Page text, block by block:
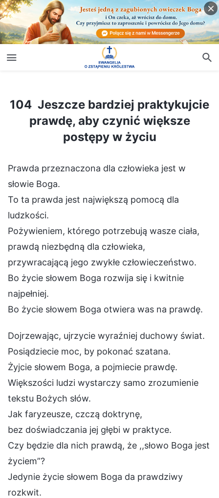
104 Jeszcze bardziej praktykujcie
prawdę, aby czynić większe
postępy w życiu
Prawda przeznaczona dla człowieka jest w
słowie Boga.
To ta prawda jest największą pomocą dla
ludzkości.
Pożywieniem, którego potrzebują wasze ciała,
prawdą niezbędną dla człowieka,
przywracającą jego zwykłe człowieczeństwo.
Bo życie słowem Boga rozwija się i kwitnie
najpełniej.
Bo życie słowem Boga otwiera was na prawdę.
Dojrzewając, ujrzycie wyraźniej duchowy świat.
Posiądziecie moc, by pokonać szatana.
Żyjcie słowem Boga, a pojmiecie prawdę.
Większości ludzi wystarczy samo zrozumienie
tekstu Bożych słów.
Jak faryzeusze, czczą doktrynę,
bez doświadczania jej głębi w praktyce.
Czy będzie dla nich prawdą, że ,,słowo Boga jest
życiem”?
Jedynie życie słowem Boga da prawdziwy
rozkwit.